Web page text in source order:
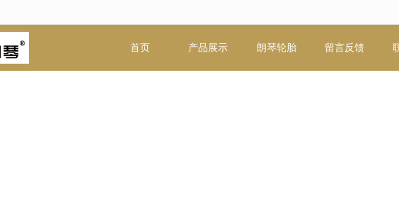
首页 产品展示 朗琴轮胎 留言反馈